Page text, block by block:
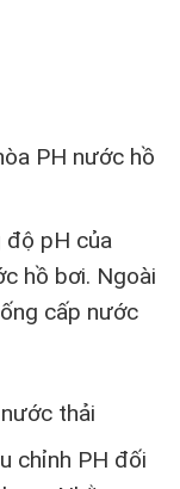
PH nước hồ
độ pH của
hồ bơi. Ngoài
cấp nước
thải
chỉnh PH đối